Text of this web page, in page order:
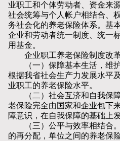
业职工和个体劳动者、资金来
社会统筹与个人帐户相结合、
务社会化的养老保险体系。基
企业和劳动者统一制度、统一
用基金。
企业职工养老保险制度改革
（一）保障基本生活，维护
根据我省社会生产力发展水平
业职工的养老保险水平。
（二）社会互济和自我保障
老保险完全由国家和企业包下
障意识，在自我保障的基础上
（三）公平与效率相结合。
的再分配，单位之间的养老保